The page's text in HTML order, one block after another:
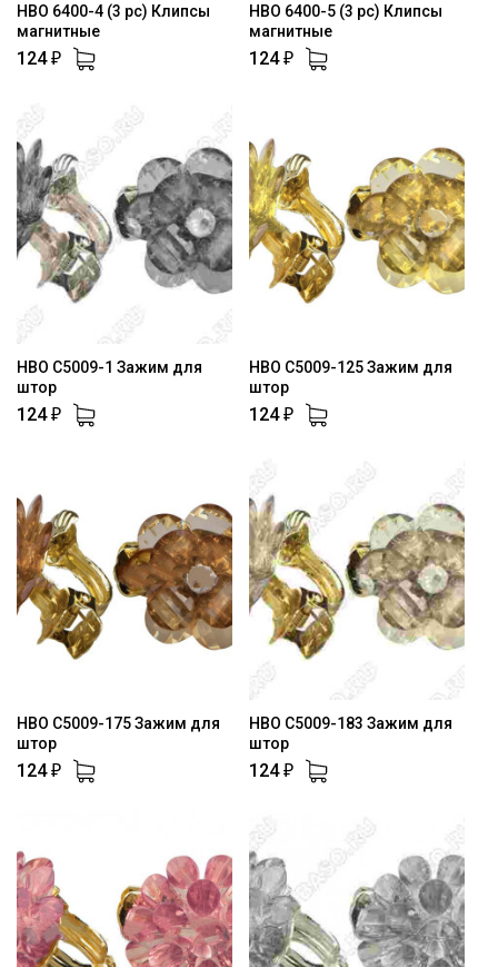
HBO 6400-4 (3 pc) Клипсы
магнитные
124 ₽
HBO 6400-5 (3 pc) Клипсы
магнитные
124 ₽
HBO C5009-1 Зажим для
штор
124 ₽
HBO C5009-125 Зажим для
штор
124 ₽
HBO C5009-175 Зажим для
штор
124 ₽
HBO C5009-183 Зажим для
штор
124 ₽